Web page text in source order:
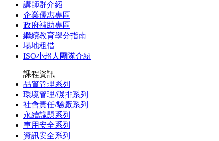
講師群介紹
企業優惠專區
政府補助專區
繼續教育學分指南
場地租借
ISO小超人團隊介紹
課程資訊
品質管理系列
環境管理/碳排系列
社會責任/驗廠系列
永續議題系列
車用安全系列
資訊安全系列